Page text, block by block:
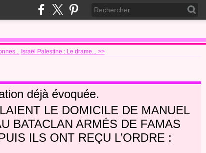
Israël Palestine : Le drame... >>
déjà évoquée.
LE DOMICILE DE MANUEL
BATACLAN ARMÉS DE FAMAS
ILS ONT REÇU L’ORDRE :